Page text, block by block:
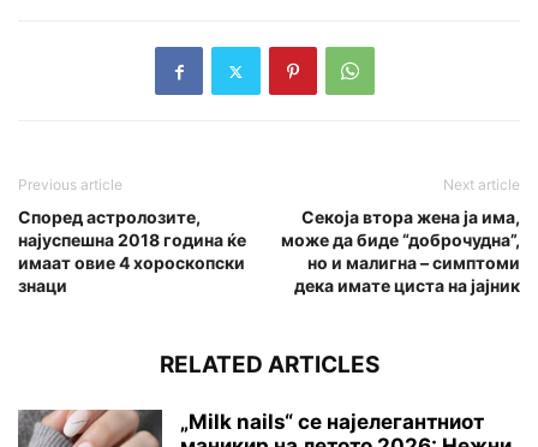
Previous article
Според астролозите,
најуспешна 2018 година ќе
имаат овие 4 хороскопски
знаци
Next article
Секоја втора жена ја има,
може да биде “доброчудна”,
но и малигна – симптоми
дека имате циста на јајник
RELATED ARTICLES
„Milk nails“ се најелегантниот